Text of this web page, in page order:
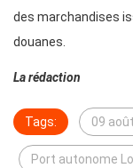
des marchandises
douanes.
La rédaction
Tags: 09
Port autonome